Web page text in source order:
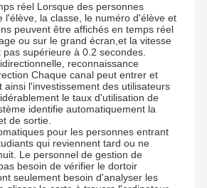
réel Lorsque des personnes
l'élève, la classe, le numéro d'élève et
peuvent être affichés en temps réel
ou sur le grand écran,et la vitesse
supérieure à 0.2 secondes.
reconnaissance
Chaque canal peut entrer et
ainsi l'investissement des utilisateurs
le taux d'utilisation de
identifie automatiquement la
de sortie.
pour les personnes entrant
qui reviennent tard ou ne
Le personnel de gestion de
besoin de vérifier le dortoir
seulement besoin d'analyser les